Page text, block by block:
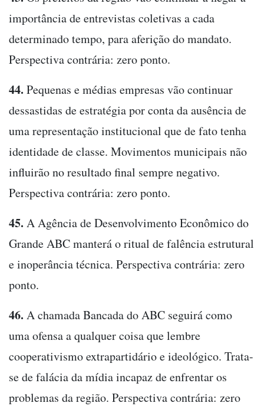
importância de entrevistas coletivas a cada
determinado tempo, para aferição do mandato.
Perspectiva contrária: zero ponto.
44. Pequenas e médias empresas vão continuar
dessastidas de estratégia por conta da ausência de
uma representação institucional que de fato tenha
identidade de classe. Movimentos municipais não
influirão no resultado final sempre negativo.
Perspectiva contrária: zero ponto.
45. A Agência de Desenvolvimento Econômico do
Grande ABC manterá o ritual de falência estrutural
e inoperância técnica. Perspectiva contrária: zero
ponto.
46. A chamada Bancada do ABC seguirá como
uma ofensa a qualquer coisa que lembre
cooperativismo extrapartidário e ideológico. Trata-
se de falácia da mídia incapaz de enfrentar os
problemas da região. Perspectiva contrária: zero